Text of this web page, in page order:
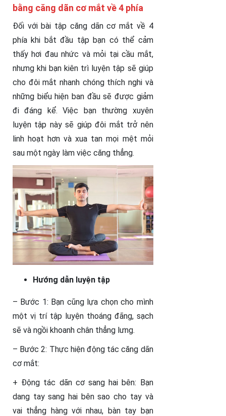
bằng căng dãn cơ mắt về 4 phía
Đối với bài tập căng dãn cơ mắt về 4
phía khi bắt đầu tập bạn có thể cảm
thấy hơi đau nhức và mỏi tại cầu mắt,
nhưng khi bạn kiên trì luyện tập sẽ giúp
cho đôi mắt nhanh chóng thích nghi và
những biểu hiện ban đầu sẽ được giảm
đi đáng kể. Việc bạn thường xuyên
luyện tập này sẽ giúp đôi mắt trở nên
linh hoạt hơn và xua tan mọi mệt mỏi
sau một ngày làm việc căng thẳng.
Hướng dẫn luyện tập
– Bước 1: Bạn cũng lựa chọn cho mình
một vị trí tập luyện thoáng đãng, sạch
sẽ và ngồi khoanh chân thẳng lưng.
– Bước 2: Thực hiện động tác căng dãn
cơ mắt:
+ Động tác dãn cơ sang hai bên: Bạn
dang tay sang hai bên sao cho tay và
vai thẳng hàng với nhau, bàn tay bạn